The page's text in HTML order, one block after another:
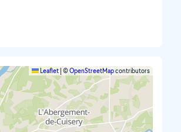
Leaflet ©OpenStreetMapcontributors